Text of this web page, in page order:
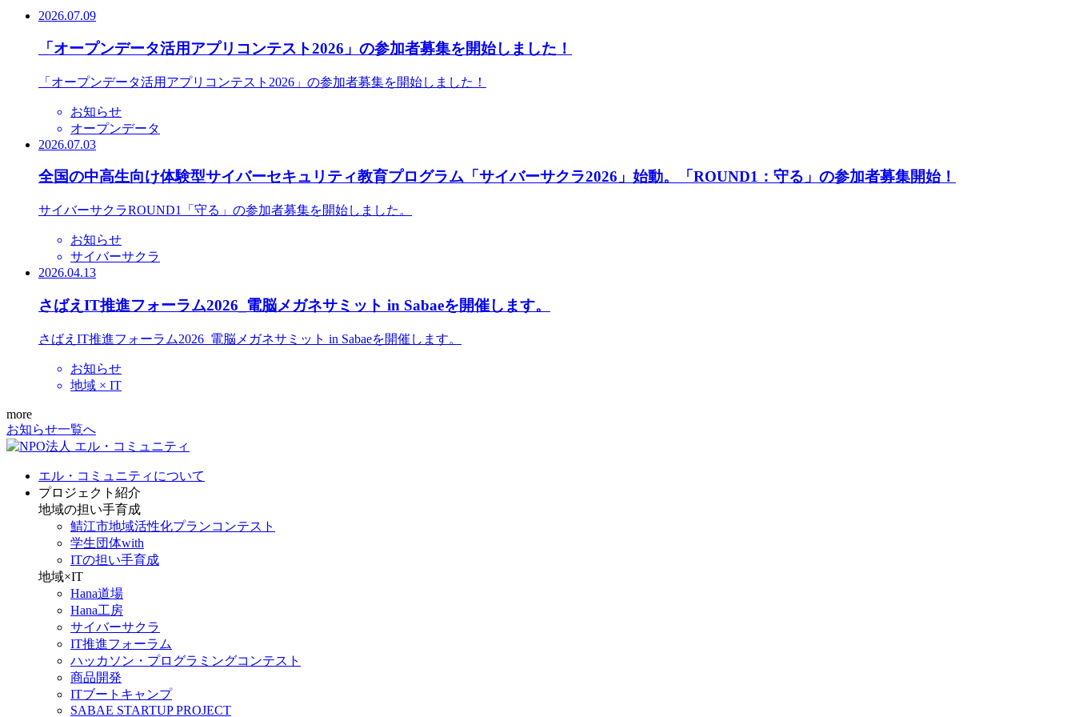
2026.07.09
「オープンデータ活用アプリコンテスト2026」の参加者募集を開始しました！
「オープンデータ活用アプリコンテスト2026」の参加者募集を開始しました！
お知らせ
オープンデータ
2026.07.03
全国の中高生向け体験型サイバーセキュリティ教育プログラム「サイバーサクラ2026」始動。「ROUND1：守る」の参加者募集開始！
サイバーサクラROUND1「守る」の参加者募集を開始しました。
お知らせ
サイバーサクラ
2026.04.13
さばえIT推進フォーラム2026_電脳メガネサミット in Sabaeを開催します。
さばえIT推進フォーラム2026_電脳メガネサミット in Sabaeを開催します。
お知らせ
地域 × IT
more
お知らせ一覧へ
エル・コミュニティについて
プロジェクト紹介
地域の担い手育成
鯖江市地域活性化プランコンテスト
学生団体with
ITの担い手育成
地域×IT
Hana道場
Hana工房
サイバーサクラ
IT推進フォーラム
ハッカソン・プログラミングコンテスト
商品開発
ITブートキャンプ
SABAE STARTUP PROJECT